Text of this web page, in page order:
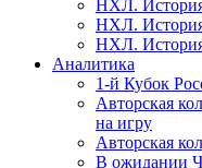
НХЛ. История
НХЛ. История
НХЛ. История
Аналитика
1-й Кубок
Авторская
на игру
Авторская
В ожидании